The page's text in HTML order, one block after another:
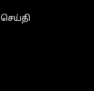
செய்தி